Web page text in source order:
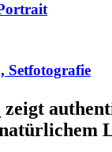
Setfotografie
zeigt